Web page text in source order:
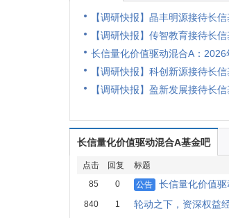
【调研快报】晶丰明源接待长
【调研快报】传智教育接待长
长信量化价值驱动混合A：2026
【调研快报】科创新源接待长
【调研快报】盈新发展接待长
长信量化价值驱动混合A基金吧
点击 回复 标题
85
0 公告 长信量化价值
840 1 轮动之下，资深权益